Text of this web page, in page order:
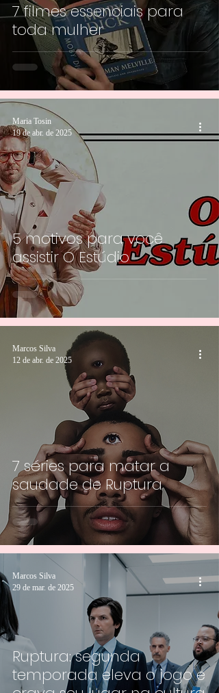
7 filmes essenciais para
toda mulher
5 motivos para você
assistir O Estúdio
Maria Tosin
19 de abr. de 2025
7 séries para matar a
saudade de Ruptura
Marcos Silva
12 de abr. de 2025
Ruptura: segunda
temporada eleva o jogo e
Marcos Silva
29 de mar. de 2025